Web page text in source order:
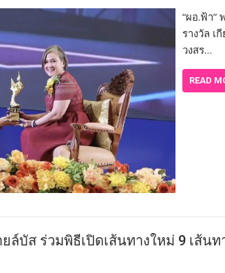
“ผอ.ฟ้า
รางวัล เ
วงสร…
READ
ล์บัส ร่วมพิธีเปิดเส้นทางใหม่ 9 เส้น